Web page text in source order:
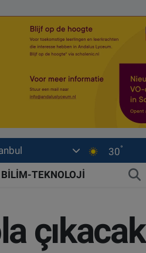
30°
BİLİM-TEKNOLOJİ
çıkacak